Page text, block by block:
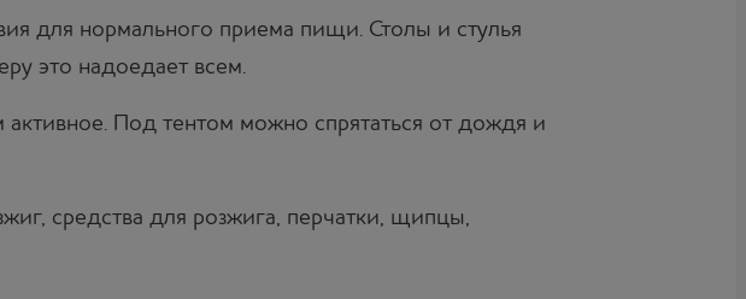
для нормального приема пищи. Столы и стулья
это надоедает всем.
Под тентом можно спрятаться от дождя и
средства для розжига, перчатки, щипцы,